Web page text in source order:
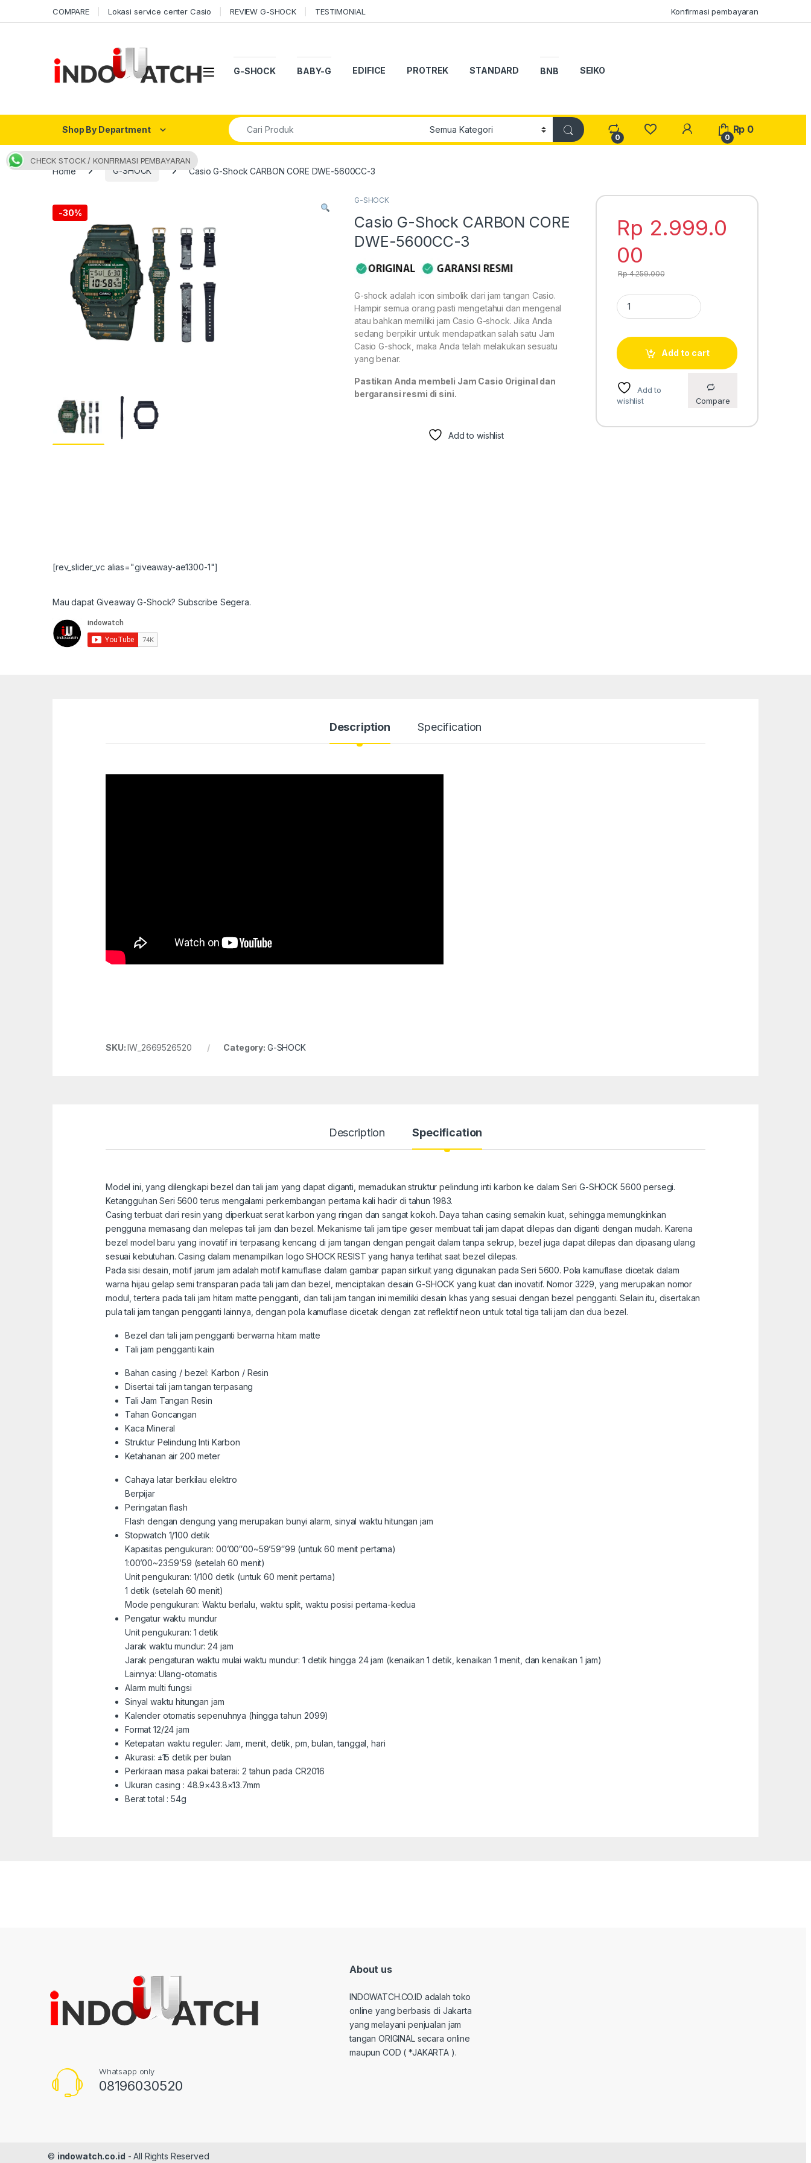
COMPARE Lokasi service center Casio REVIEW G-SHOCK TESTIMONIAL Konfirmasi pembayaran
Open G-SHOCK BABY-G EDIFICE PROTREK STANDARD BNB SEIKO
Shop By Department
Search for:
0
My Account
0
Rp 0
Home G-SHOCK Casio G-Shock CARBON CORE DWE-5600CC-3
-30%
G-SHOCK
Casio G-Shock CARBON CORE
DWE-5600CC-3
G-shock adalah icon simbolik dari jam tangan Casio.
Hampir semua orang pasti mengetahui dan mengenal
atau bahkan memiliki jam Casio G-shock. Jika Anda
sedang berpikir untuk mendapatkan salah satu Jam
Casio G-shock, maka Anda telah melakukan sesuatu
yang benar.
Pastikan Anda membeli Jam Casio Original dan
bergaransi resmi di sini.
Add to wishlist
Rp 2.999.0
00
Rp4.259.000
Casio G-Shock CARBON CORE DWE-5600CC-3
Add to cart
Add to
wishlist
Compare
[rev_slider_vc alias="giveaway-ae1300-1"]
Mau dapat Giveaway G-Shock? Subscribe Segera.
Description Specification
SKU:IW_2669526520 Category: G-SHOCK
Description Specification
Model ini, yang dilengkapi bezel dan tali jam yang dapat diganti, memadukan struktur pelindung inti karbon ke dalam Seri G-SHOCK 5600 persegi.
Ketangguhan Seri 5600 terus mengalami perkembangan pertama kali hadir di tahun 1983.
Casing terbuat dari resin yang diperkuat serat karbon yang ringan dan sangat kokoh. Daya tahan casing semakin kuat, sehingga memungkinkan
pengguna memasang dan melepas tali jam dan bezel. Mekanisme tali jam tipe geser membuat tali jam dapat dilepas dan diganti dengan mudah. Karena
bezel model baru yang inovatif ini terpasang kencang di jam tangan dengan pengait dalam tanpa sekrup, bezel juga dapat dilepas dan dipasang ulang
sesuai kebutuhan. Casing dalam menampilkan logo SHOCK RESIST yang hanya terlihat saat bezel dilepas.
Pada sisi desain, motif jarum jam adalah motif kamuflase dalam gambar papan sirkuit yang digunakan pada Seri 5600. Pola kamuflase dicetak dalam
warna hijau gelap semi transparan pada tali jam dan bezel, menciptakan desain G-SHOCK yang kuat dan inovatif. Nomor 3229, yang merupakan nomor
modul, tertera pada tali jam hitam matte pengganti, dan tali jam tangan ini memiliki desain khas yang sesuai dengan bezel pengganti. Selain itu, disertakan
pula tali jam tangan pengganti lainnya, dengan pola kamuflase dicetak dengan zat reflektif neon untuk total tiga tali jam dan dua bezel.
Bezel dan tali jam pengganti berwarna hitam matte
Tali jam pengganti kain
Bahan casing / bezel: Karbon / Resin
Disertai tali jam tangan terpasang
Tali Jam Tangan Resin
Tahan Goncangan
Kaca Mineral
Struktur Pelindung Inti Karbon
Ketahanan air 200 meter
Cahaya latar berkilau elektro
Berpijar
Peringatan flash
Flash dengan dengung yang merupakan bunyi alarm, sinyal waktu hitungan jam
Stopwatch 1/100 detik
Kapasitas pengukuran: 00’00″00~59’59″99 (untuk 60 menit pertama)
1:00’00~23:59’59 (setelah 60 menit)
Unit pengukuran: 1/100 detik (untuk 60 menit pertama)
1 detik (setelah 60 menit)
Mode pengukuran: Waktu berlalu, waktu split, waktu posisi pertama-kedua
Pengatur waktu mundur
Unit pengukuran: 1 detik
Jarak waktu mundur: 24 jam
Jarak pengaturan waktu mulai waktu mundur: 1 detik hingga 24 jam (kenaikan 1 detik, kenaikan 1 menit, dan kenaikan 1 jam)
Lainnya: Ulang-otomatis
Alarm multi fungsi
Sinyal waktu hitungan jam
Kalender otomatis sepenuhnya (hingga tahun 2099)
Format 12/24 jam
Ketepatan waktu reguler: Jam, menit, detik, pm, bulan, tanggal, hari
Akurasi: ±15 detik per bulan
Perkiraan masa pakai baterai: 2 tahun pada CR2016
Ukuran casing : 48.9×43.8×13.7mm
Berat total : 54g
Whatsapp only
08196030520
About us
INDOWATCH.CO.ID adalah toko
online yang berbasis di Jakarta
yang melayani penjualan jam
tangan ORIGINAL secara online
maupun COD ( *JAKARTA ).
© indowatch.co.id - All Rights Reserved
CHECK STOCK / KONFIRMASI PEMBAYARAN